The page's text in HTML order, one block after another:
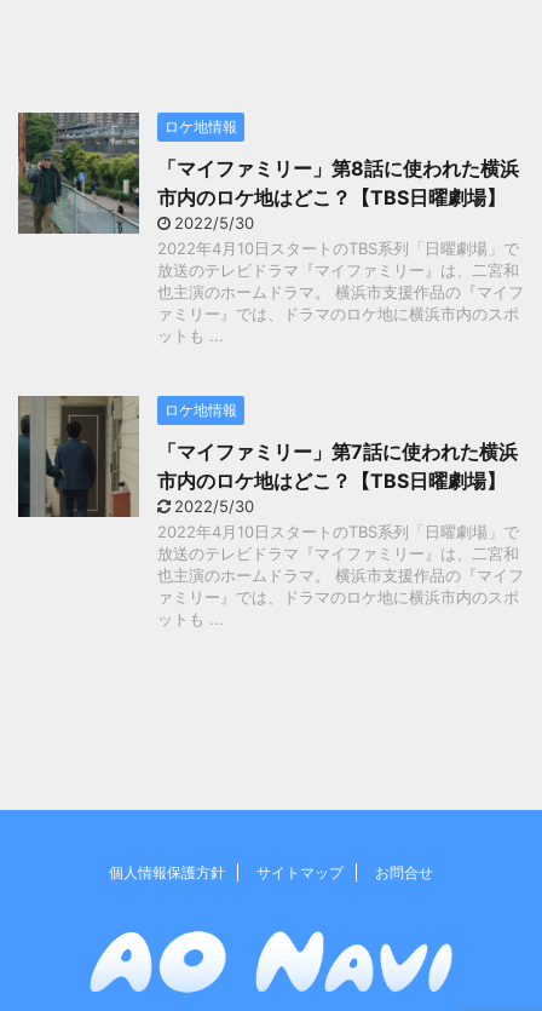
ロケ地情報
「マイファミリー」第8話に使われた横浜
市内のロケ地はどこ？【TBS日曜劇場】
2022/5/30
2022年4月10日スタートのTBS系列「日曜劇場」で
放送のテレビドラマ『マイファミリー』は、二宮和
也主演のホームドラマ。 横浜市支援作品の『マイフ
ァミリー』では、ドラマのロケ地に横浜市内のスポ
ットも ...
ロケ地情報
「マイファミリー」第7話に使われた横浜
市内のロケ地はどこ？【TBS日曜劇場】
2022/5/30
2022年4月10日スタートのTBS系列「日曜劇場」で
放送のテレビドラマ『マイファミリー』は、二宮和
也主演のホームドラマ。 横浜市支援作品の『マイフ
ァミリー』では、ドラマのロケ地に横浜市内のスポ
ットも ...
個人情報保護方針 サイトマップ お問合せ